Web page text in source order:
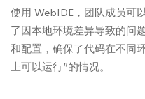
使用 WebIDE，团队成员可
了因本地环境差异导致的问
和配置，确保了代码在不同
上可以运行”的情况。